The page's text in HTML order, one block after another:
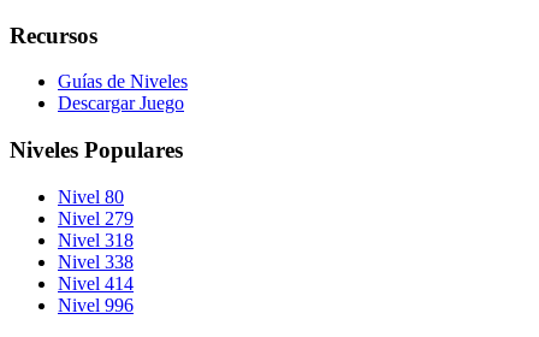
Recursos
Guías de Niveles
Descargar Juego
Niveles Populares
Nivel 80
Nivel 279
Nivel 318
Nivel 338
Nivel 414
Nivel 996